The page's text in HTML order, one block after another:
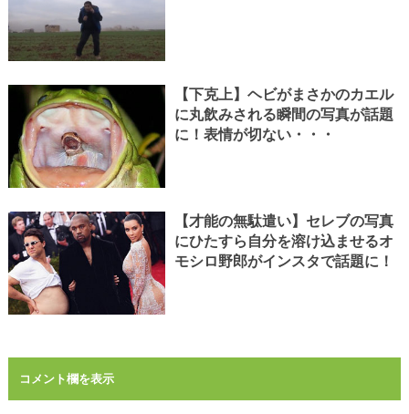
【下克上】ヘビがまさかのカエル
に丸飲みされる瞬間の写真が話題
に！表情が切ない・・・
【才能の無駄遣い】セレブの写真
にひたすら自分を溶け込ませるオ
モシロ野郎がインスタで話題に！
コメント欄を表示